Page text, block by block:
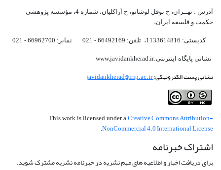
آدرس : تهــران، خ نوفل لوشاتو، خ آراکلیان، شماره 4،‌ مؤسسه پژوهشی
حکمت و فلسفه ایران،‌
کدپستی: 1133614816، تلفن: 66492169 - 021 نمابر: 66962700 - 021
نشانی پایگاه اینترنتی:www.javidankherad.ir
نشانی پست الکترونیکی:javidankherad@irip.ac.ir
This work is licensed under a Creative Commons Attribution-
NonCommercial 4.0 International License
اشتراک خبرنامه
برای دریافت اخبار و اطلاعیه های مهم نشریه در خبرنامه نشریه مشترک شوید.